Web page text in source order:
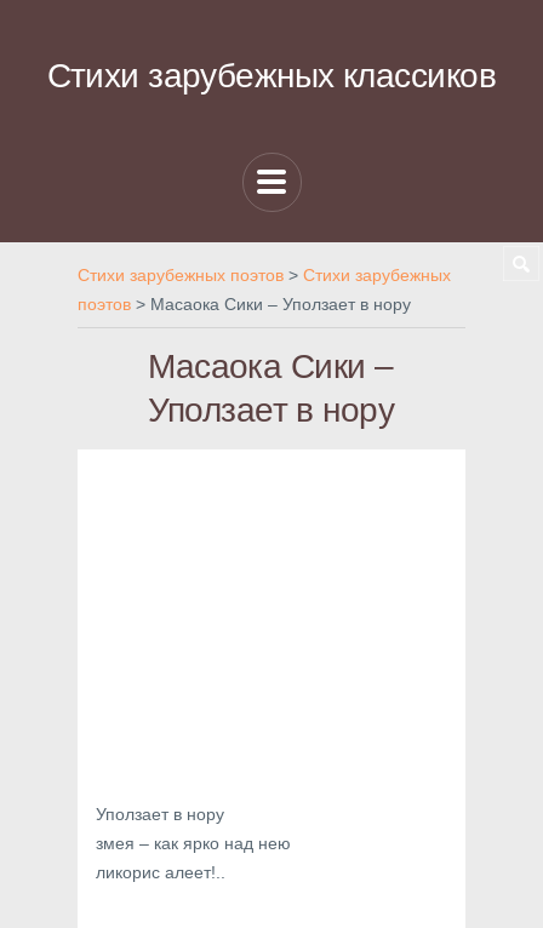
Стихи зарубежных классиков
Стихи зарубежных поэтов > Стихи зарубежных
поэтов > Масаока Сики – Уползает в нору
Масаока Сики –
Уползает в нору
Уползает в нору
змея – как ярко над нею
ликорис алеет!..